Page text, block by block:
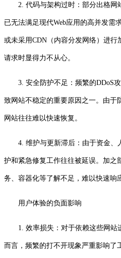
2. 代码与架构过时：部分出格
已无法满足现代Web应用的高并发需
或未采用CDN（内容分发网络）进
请求时显得力不从心。
3. 安全防护不足：频繁的DDoS
致网站不稳定的重要原因之一。由于
网站往往难以快速恢复。
4. 维护与更新滞后：由于资金
护和紧急修复工作往往被延误。加之
务、容器化等了解不足，难以快速响
用户体验的负面影响
1. 效率损失：对于依赖这些网站
而言，频繁的打不开现象严重影响了